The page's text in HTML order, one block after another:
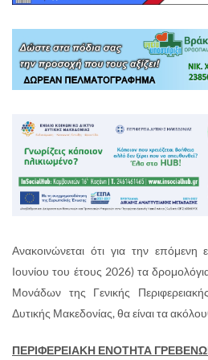
Ανακοινώνεται ότι για την
Ιουνίου του έτους 2026) τα
Μονάδων της Γενικής
Δυτικής Μακεδονίας, θα είναι τα
ΠΕΡΙΦΕΡΕΙΑΚΗ ΕΝΟΤΗΤΑ